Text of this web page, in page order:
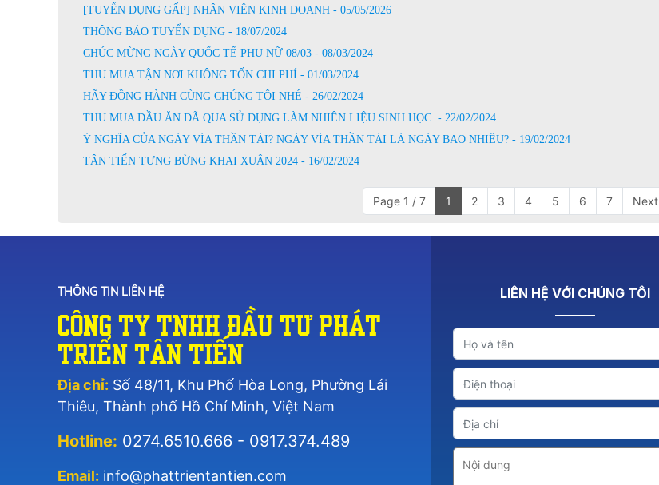
[TUYỂN DỤNG GẤP] NHÂN VIÊN KINH DOANH - 05/05/2026
THÔNG BÁO TUYỂN DỤNG - 18/07/2024
CHÚC MỪNG NGÀY QUỐC TẾ PHỤ NỮ 08/03 - 08/03/2024
THU MUA TẬN NƠI KHÔNG TỐN CHI PHÍ - 01/03/2024
HÃY ĐỒNG HÀNH CÙNG CHÚNG TÔI NHÉ - 26/02/2024
THU MUA DẦU ĂN ĐÃ QUA SỬ DỤNG LÀM NHIÊN LIỆU SINH HỌC. - 22/02/2024
Ý NGHĨA CỦA NGÀY VÍA THẦN TÀI? NGÀY VÍA THẦN TÀI LÀ NGÀY BAO NHIÊU? - 19/02/2024
TÂN TIẾN TƯNG BỪNG KHAI XUÂN 2024 - 16/02/2024
Page 1 / 7 1 2 3 4 5 6 7 Next
THÔNG TIN LIÊN HỆ
Công Ty TNHH Đầu Tư Phát
Triển Tân Tiến
Địa chỉ: Số 48/11, Khu Phố Hòa Long, Phường Lái
Thiêu, Thành phố Hồ Chí Minh, Việt Nam
Hotline: 0274.6510.666 - 0917.374.489
Email: info@phattrientantien.com
LIÊN HỆ VỚI CHÚNG TÔI